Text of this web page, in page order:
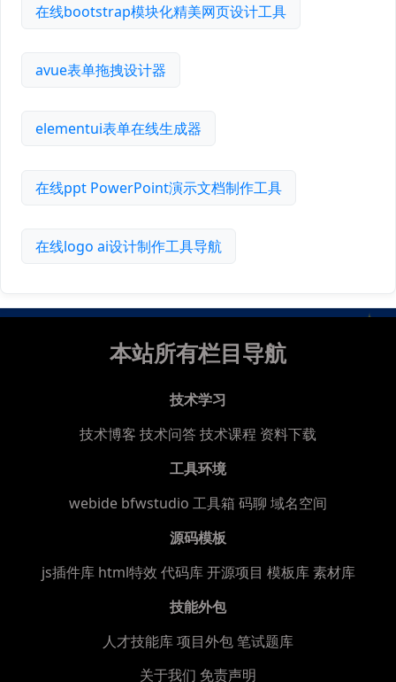
在线bootstrap模块化精美网页设计工具
avue表单拖拽设计器
elementui表单在线生成器
在线ppt PowerPoint演示文档制作工具
在线logo ai设计制作工具导航
本站所有栏目导航
技术学习
技术博客 技术问答技术课程 资料下载
工具环境
webide bfwstudio 工具箱 码聊 域名空间
源码模板
js插件库 html特效 代码库 开源项目 模板库 素材库
技能外包
人才技能库项目外包笔试题库
关于我们 免责声明